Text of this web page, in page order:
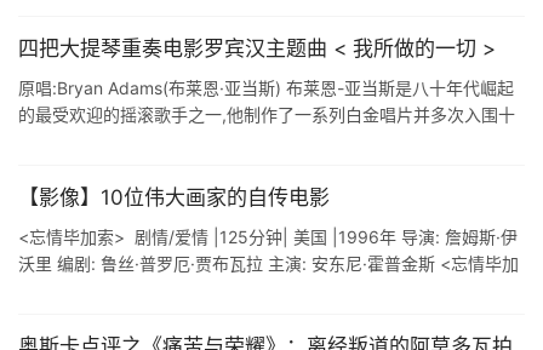
四把大提琴重奏电影罗宾汉主题曲 < 我所做的一切 >
原唱:Bryan Adams(布莱恩·亚当斯) 布莱恩-亚当斯是八十年代崛起
的最受欢迎的摇滚歌手之一,他制作了一系列白金唱片并多次入围十
【影像】10位伟大画家的自传电影
<忘情毕加索> 剧情/爱情 |125分钟| 美国 |1996年 导演: 詹姆斯·伊
沃里 编剧: 鲁丝·普罗厄·贾布瓦拉 主演: 安东尼·霍普金斯 <忘情毕加